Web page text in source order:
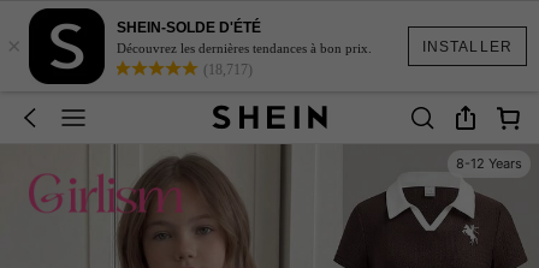
INSTALLER
×
SHEIN-SOLDE D'ÉTÉ
Découvrez les dernières tendances à bon prix.
(18,717)
8-12 Years